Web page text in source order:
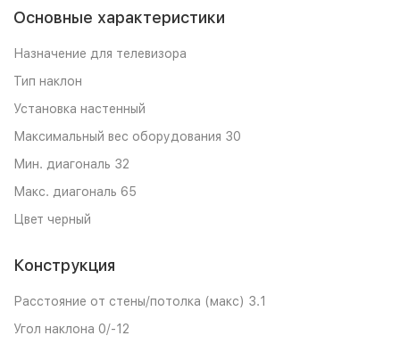
Основные характеристики
Назначение для телевизора
Тип наклон
Установка настенный
Максимальный вес оборудования 30
Мин. диагональ 32
Макс. диагональ 65
Цвет черный
Конструкция
Расстояние от стены/потолка (макс) 3.1
Угол наклона 0/-12